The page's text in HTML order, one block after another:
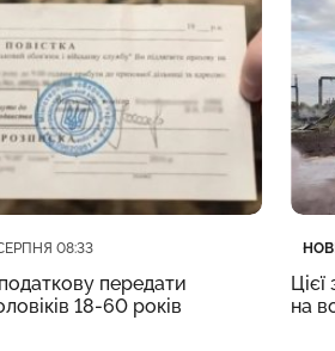
08:33
передати
18-60 років
на